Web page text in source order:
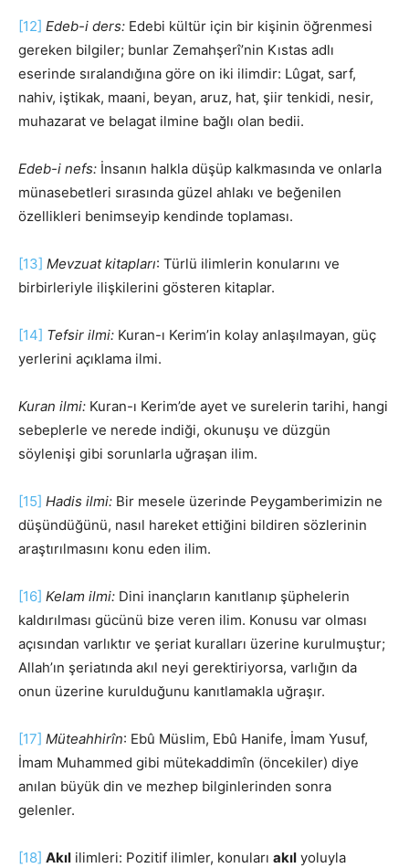
[12] Edeb-i ders: Edebi kültür için bir kişinin öğrenmesi
gereken bilgiler; bunlar Zemahşerî’nin Kıstas adlı
eserinde sıralandığına göre on iki ilimdir: Lûgat, sarf,
nahiv, iştikak, maani, beyan, aruz, hat, şiir tenkidi, nesir,
muhazarat ve belagat ilmine bağlı olan bedii.
Edeb-i nefs: İnsanın halkla düşüp kalkmasında ve onlarla
münasebetleri sırasında güzel ahlakı ve beğenilen
özellikleri benimseyip kendinde toplaması.
[13] Mevzuat kitapları: Türlü ilimlerin konularını ve
birbirleriyle ilişkilerini gösteren kitaplar.
[14] Tefsir ilmi: Kuran-ı Kerim’in kolay anlaşılmayan, güç
yerlerini açıklama ilmi.
Kuran ilmi: Kuran-ı Kerim’de ayet ve surelerin tarihi, hangi
sebeplerle ve nerede indiği, okunuşu ve düzgün
söylenişi gibi sorunlarla uğraşan ilim.
[15] Hadis ilmi: Bir mesele üzerinde Peygamberimizin ne
düşündüğünü, nasıl hareket ettiğini bildiren sözlerinin
araştırılmasını konu eden ilim.
[16] Kelam ilmi: Dini inançların kanıtlanıp şüphelerin
kaldırılması gücünü bize veren ilim. Konusu var olması
açısından varlıktır ve şeriat kuralları üzerine kurulmuştur;
Allah’ın şeriatında akıl neyi gerektiriyorsa, varlığın da
onun üzerine kurulduğunu kanıtlamakla uğraşır.
[17] Müteahhirîn: Ebû Müslim, Ebû Hanife, İmam Yusuf,
İmam Muhammed gibi mütekaddimîn (öncekiler) diye
anılan büyük din ve mezhep bilginlerinden sonra
gelenler.
[18] Akıl ilimleri: Pozitif ilimler, konuları akıl yoluyla